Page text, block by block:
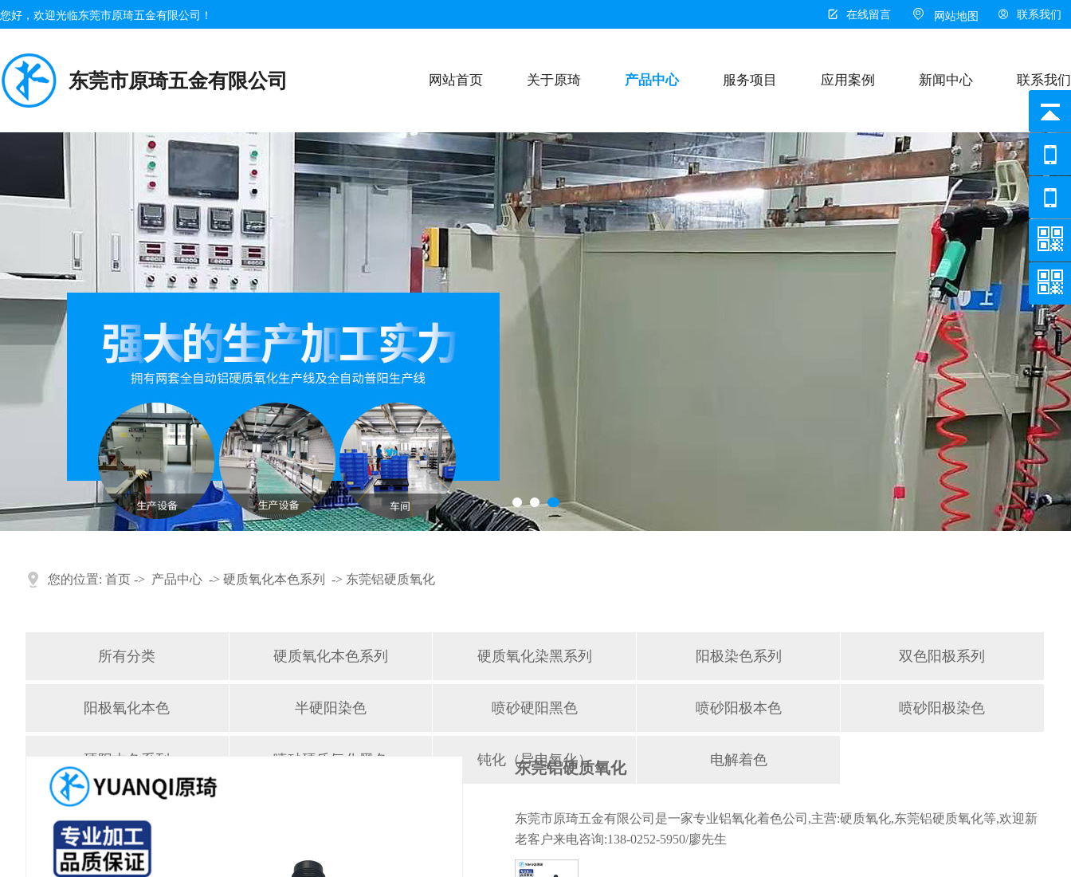
您好，欢迎光临东莞市原琦五金有限公司！  在线留言  网站地图  联系我们
东莞市原琦五金有限公司 网站首页 关于原琦 产品中心 服务项目 应用案例 新闻中心 联系我们
您的位置: 首页 -> 产品中心 -> 硬质氧化本色系列 -> 东莞铝硬质氧化
所有分类 硬质氧化本色系列 硬质氧化染黑系列 阳极染色系列 双色阳极系列
阳极氧化本色 半硬阳染色 喷砂硬阳黑色 喷砂阳极本色 喷砂阳极染色
硬阳本色系列 喷砂硬质氧化黑色 钝化（导电氧化） 电解着色
东莞铝硬质氧化
东莞市原琦五金有限公司是一家专业铝氧化着色公司,主营:硬质氧化,东莞铝硬质氧化等,欢迎新
老客户来电咨询:138-0252-5950/廖先生